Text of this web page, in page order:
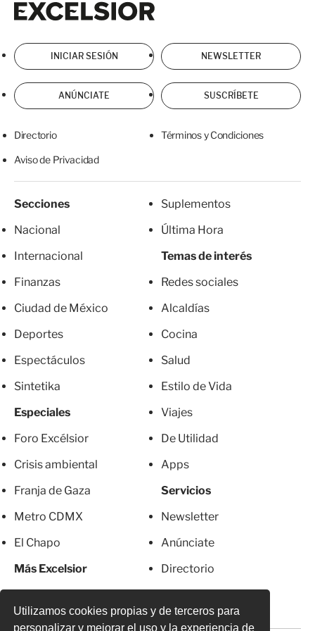
Utilizamos cookies propias y de terceros para
personalizar y mejorar el uso y la experiencia de
INICIAR SESIÓN NEWSLETTER
ANÚNCIATE SUSCRÍBETE
Directorio Términos y Condiciones
Aviso de Privacidad
Secciones
Nacional
Internacional
Finanzas
Ciudad de México
Deportes
Espectáculos
Sintetika
Especiales
Foro Excélsior
Crisis ambiental
Franja de Gaza
Metro CDMX
El Chapo
Más Excelsior
Suplementos
Última Hora
Temas de interés
Redes sociales
Alcaldías
Cocina
Salud
Estilo de Vida
Viajes
De Utilidad
Apps
Servicios
Newsletter
Anúnciate
Directorio